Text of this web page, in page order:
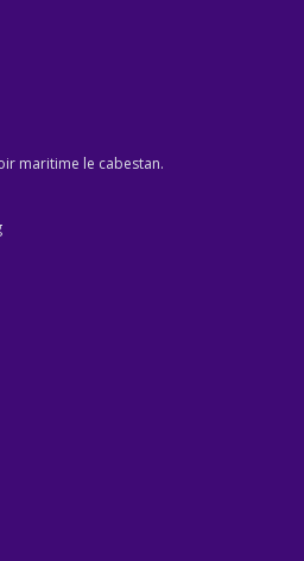
maritime le cabestan.